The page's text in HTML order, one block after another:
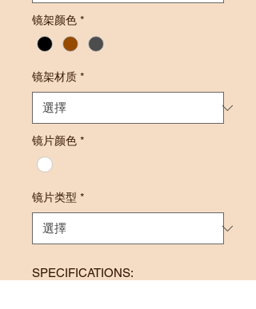
镜架颜色 *
镜架材质 *
镜片颜色 *
镜片类型 *
SPECIFICATIONS: